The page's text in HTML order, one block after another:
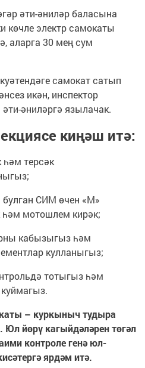
әти-әниләр баласына
көчле электр самокаты
аларга 30 мең сум
самокат сатып
икән, инспектор
әниләргә язылачак.
киңәш итә:
һәм терсәк
булган СИМ өчен «М»
һәм мотошлем кирәк;
кабызыгыз һәм
кулланыгыз;
тотыгыз һәм
– куркыныч тудыра
Юл йөрү кагыйдәләрен төгәл
контроле генә юл-
ярдәм итә.